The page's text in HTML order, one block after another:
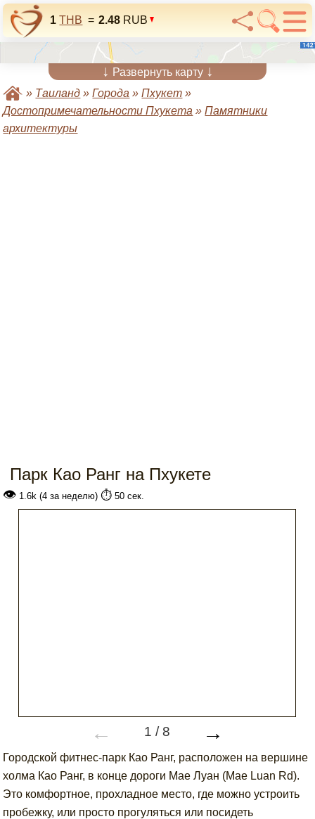
1 THB = 2.48 RUB
↓ Развернуть карту ↓
» Таиланд »Города »Пхукет »
Достопримечательности Пхукета »Памятники
архитектуры
Парк Као Ранг на Пхукете
👁 1.6k (4 за неделю) ⏱️ 50 сек.
← 1 /8 →
Городской фитнес-парк Као Ранг, расположен на вершине
холма Као Ранг, в конце дороги Мае Луан (Mae Luan Rd).
Это комфортное, прохладное место, где можно устроить
пробежку, или просто прогуляться или посидеть